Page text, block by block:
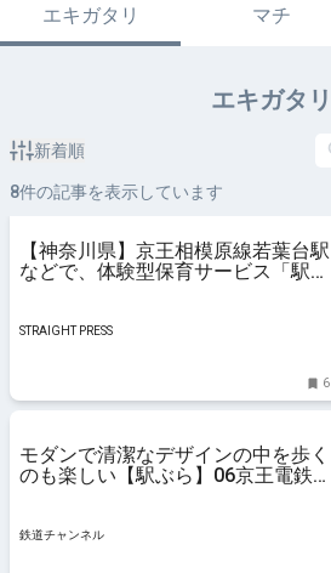
エキガタリ マチ
エキガタリ
新着順
8件の記事を表示しています
【神奈川県】京王相模原線若葉台駅
などで、体験型保育サービス「駅い
STRAIGHT PRESS
6
モダンで清潔なデザインの中を歩く
のも楽しい【駅ぶら】06京王電鉄
鉄道チャンネル